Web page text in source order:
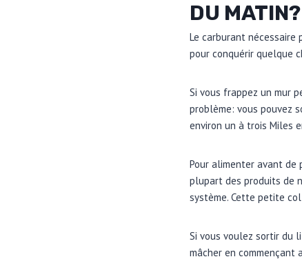
DU MATIN?
Le carburant
pour conquérir quelque
Si vous frappez un mur
problème: vous pouvez
environ un à trois Miles
Pour alimenter avant de
plupart des produits de
système. Cette petite
Si vous voulez sortir du
mâcher en commençant